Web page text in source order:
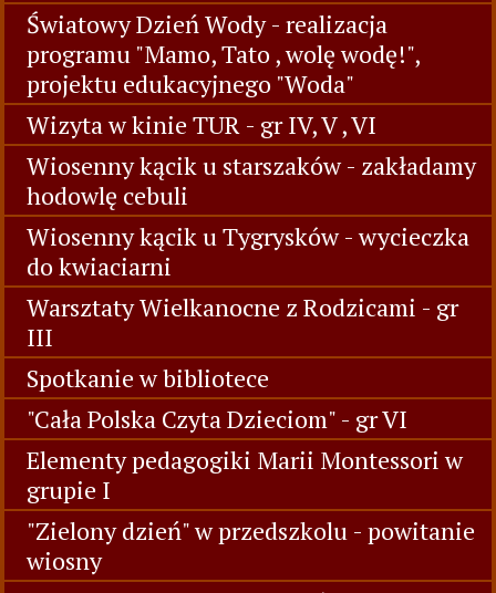
Światowy Dzień Wody - realizacja
programu "Mamo, Tato , wolę wodę!",
projektu edukacyjnego "Woda"
Wizyta w kinie TUR - gr IV, V , VI
Wiosenny kącik u starszaków - zakładamy
hodowlę cebuli
Wiosenny kącik u Tygrysków - wycieczka
do kwiaciarni
Warsztaty Wielkanocne z Rodzicami - gr
III
Spotkanie w bibliotece
"Cała Polska Czyta Dzieciom" - gr VI
Elementy pedagogiki Marii Montessori w
grupie I
"Zielony dzień" w przedszkolu - powitanie
wiosny